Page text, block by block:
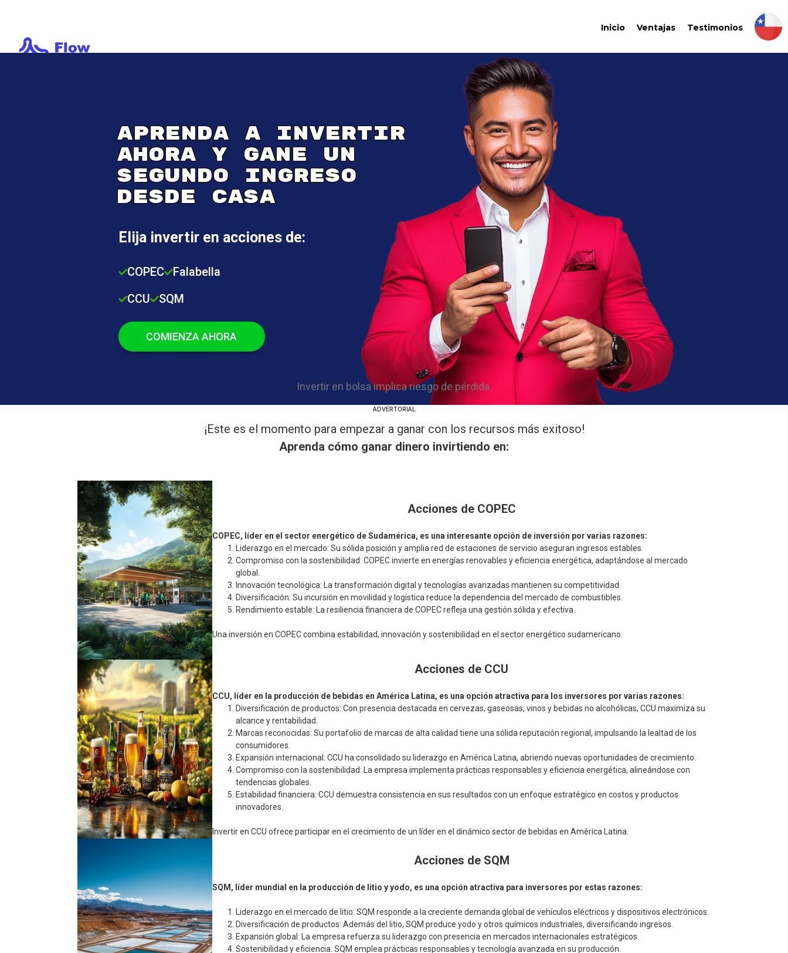
Inicio Ventajas Testimonios
APRENDA A INVERTIR
AHORA Y GANE UN
SEGUNDO INGRESO
DESDE CASA
Elija invertir en acciones de:
COPEC
Falabella
CCU
SQM
COMIENZA AHORA
Invertir en bolsa implica riesgo de pérdida.
ADVERTORIAL
¡Este es el momento para empezar a ganar con los recursos más exitoso!
Aprenda cómo ganar dinero invirtiendo en:
Acciones de COPEC
COPEC, líder en el sector energético de Sudamérica, es una interesante opción de inversión por varias razones:
Liderazgo en el mercado: Su sólida posición y amplia red de estaciones de servicio aseguran ingresos estables.
Compromiso con la sostenibilidad: COPEC invierte en energías renovables y eficiencia energética, adaptándose al mercado
global.
Innovación tecnológica: La transformación digital y tecnologías avanzadas mantienen su competitividad.
Diversificación: Su incursión en movilidad y logística reduce la dependencia del mercado de combustibles.
Rendimiento estable: La resiliencia financiera de COPEC refleja una gestión sólida y efectiva.
Una inversión en COPEC combina estabilidad, innovación y sostenibilidad en el sector energético sudamericano.
Acciones de CCU
CCU, líder en la producción de bebidas en América Latina, es una opción atractiva para los inversores por varias razones:
Diversificación de productos: Con presencia destacada en cervezas, gaseosas, vinos y bebidas no alcohólicas, CCU maximiza su
alcance y rentabilidad.
Marcas reconocidas: Su portafolio de marcas de alta calidad tiene una sólida reputación regional, impulsando la lealtad de los
consumidores.
Expansión internacional: CCU ha consolidado su liderazgo en América Latina, abriendo nuevas oportunidades de crecimiento.
Compromiso con la sostenibilidad: La empresa implementa prácticas responsables y eficiencia energética, alineándose con
tendencias globales.
Estabilidad financiera: CCU demuestra consistencia en sus resultados con un enfoque estratégico en costos y productos
innovadores.
Invertir en CCU ofrece participar en el crecimiento de un líder en el dinámico sector de bebidas en América Latina.
Acciones de SQM
SQM, líder mundial en la producción de litio y yodo, es una opción atractiva para inversores por estas razones:
Liderazgo en el mercado de litio: SQM responde a la creciente demanda global de vehículos eléctricos y dispositivos electrónicos.
Diversificación de productos: Además del litio, SQM produce yodo y otros químicos industriales, diversificando ingresos.
Expansión global: La empresa refuerza su liderazgo con presencia en mercados internacionales estratégicos.
Sostenibilidad y eficiencia: SQM emplea prácticas responsables y tecnología avanzada en su producción.